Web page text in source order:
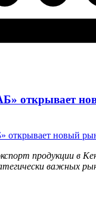
открывает
продукции в
важных